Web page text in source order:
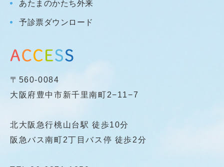
あたまのかたち外来
予診票ダウンロード
〒560-0084
大阪府豊中市新千里南町2−11−7
北大阪急行桃山台駅 徒歩10分
阪急バス南町2丁目バス停 徒歩2分